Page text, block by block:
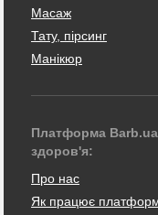
Масаж
Тату, пірсинг
Манікюр
Платформа Barb.ua
здоров'я:
Про нас
Як працює